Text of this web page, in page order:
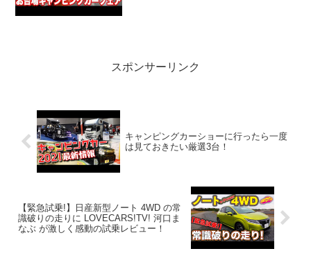
スポンサーリンク
キャンピングカーショーに行ったら一度
は見ておきたい厳選3台！
【緊急試乗!】日産新型ノート 4WD の常
識破りの走りに LOVECARS!TV! 河口ま
なぶ が激しく感動の試乗レビュー！